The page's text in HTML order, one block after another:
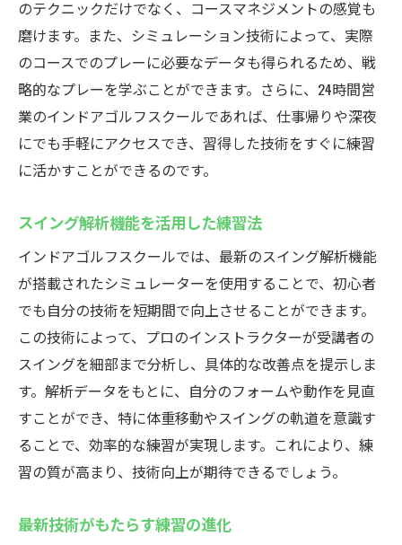
のテクニックだけでなく、コースマネジメントの感覚も
磨けます。また、シミュレーション技術によって、実際
のコースでのプレーに必要なデータも得られるため、戦
略的なプレーを学ぶことができます。さらに、24時間営
業のインドアゴルフスクールであれば、仕事帰りや深夜
にでも手軽にアクセスでき、習得した技術をすぐに練習
に活かすことができるのです。
スイング解析機能を活用した練習法
インドアゴルフスクールでは、最新のスイング解析機能
が搭載されたシミュレーターを使用することで、初心者
でも自分の技術を短期間で向上させることができます。
この技術によって、プロのインストラクターが受講者の
スイングを細部まで分析し、具体的な改善点を提示しま
す。解析データをもとに、自分のフォームや動作を見直
すことができ、特に体重移動やスイングの軌道を意識す
ることで、効率的な練習が実現します。これにより、練
習の質が高まり、技術向上が期待できるでしょう。
最新技術がもたらす練習の進化